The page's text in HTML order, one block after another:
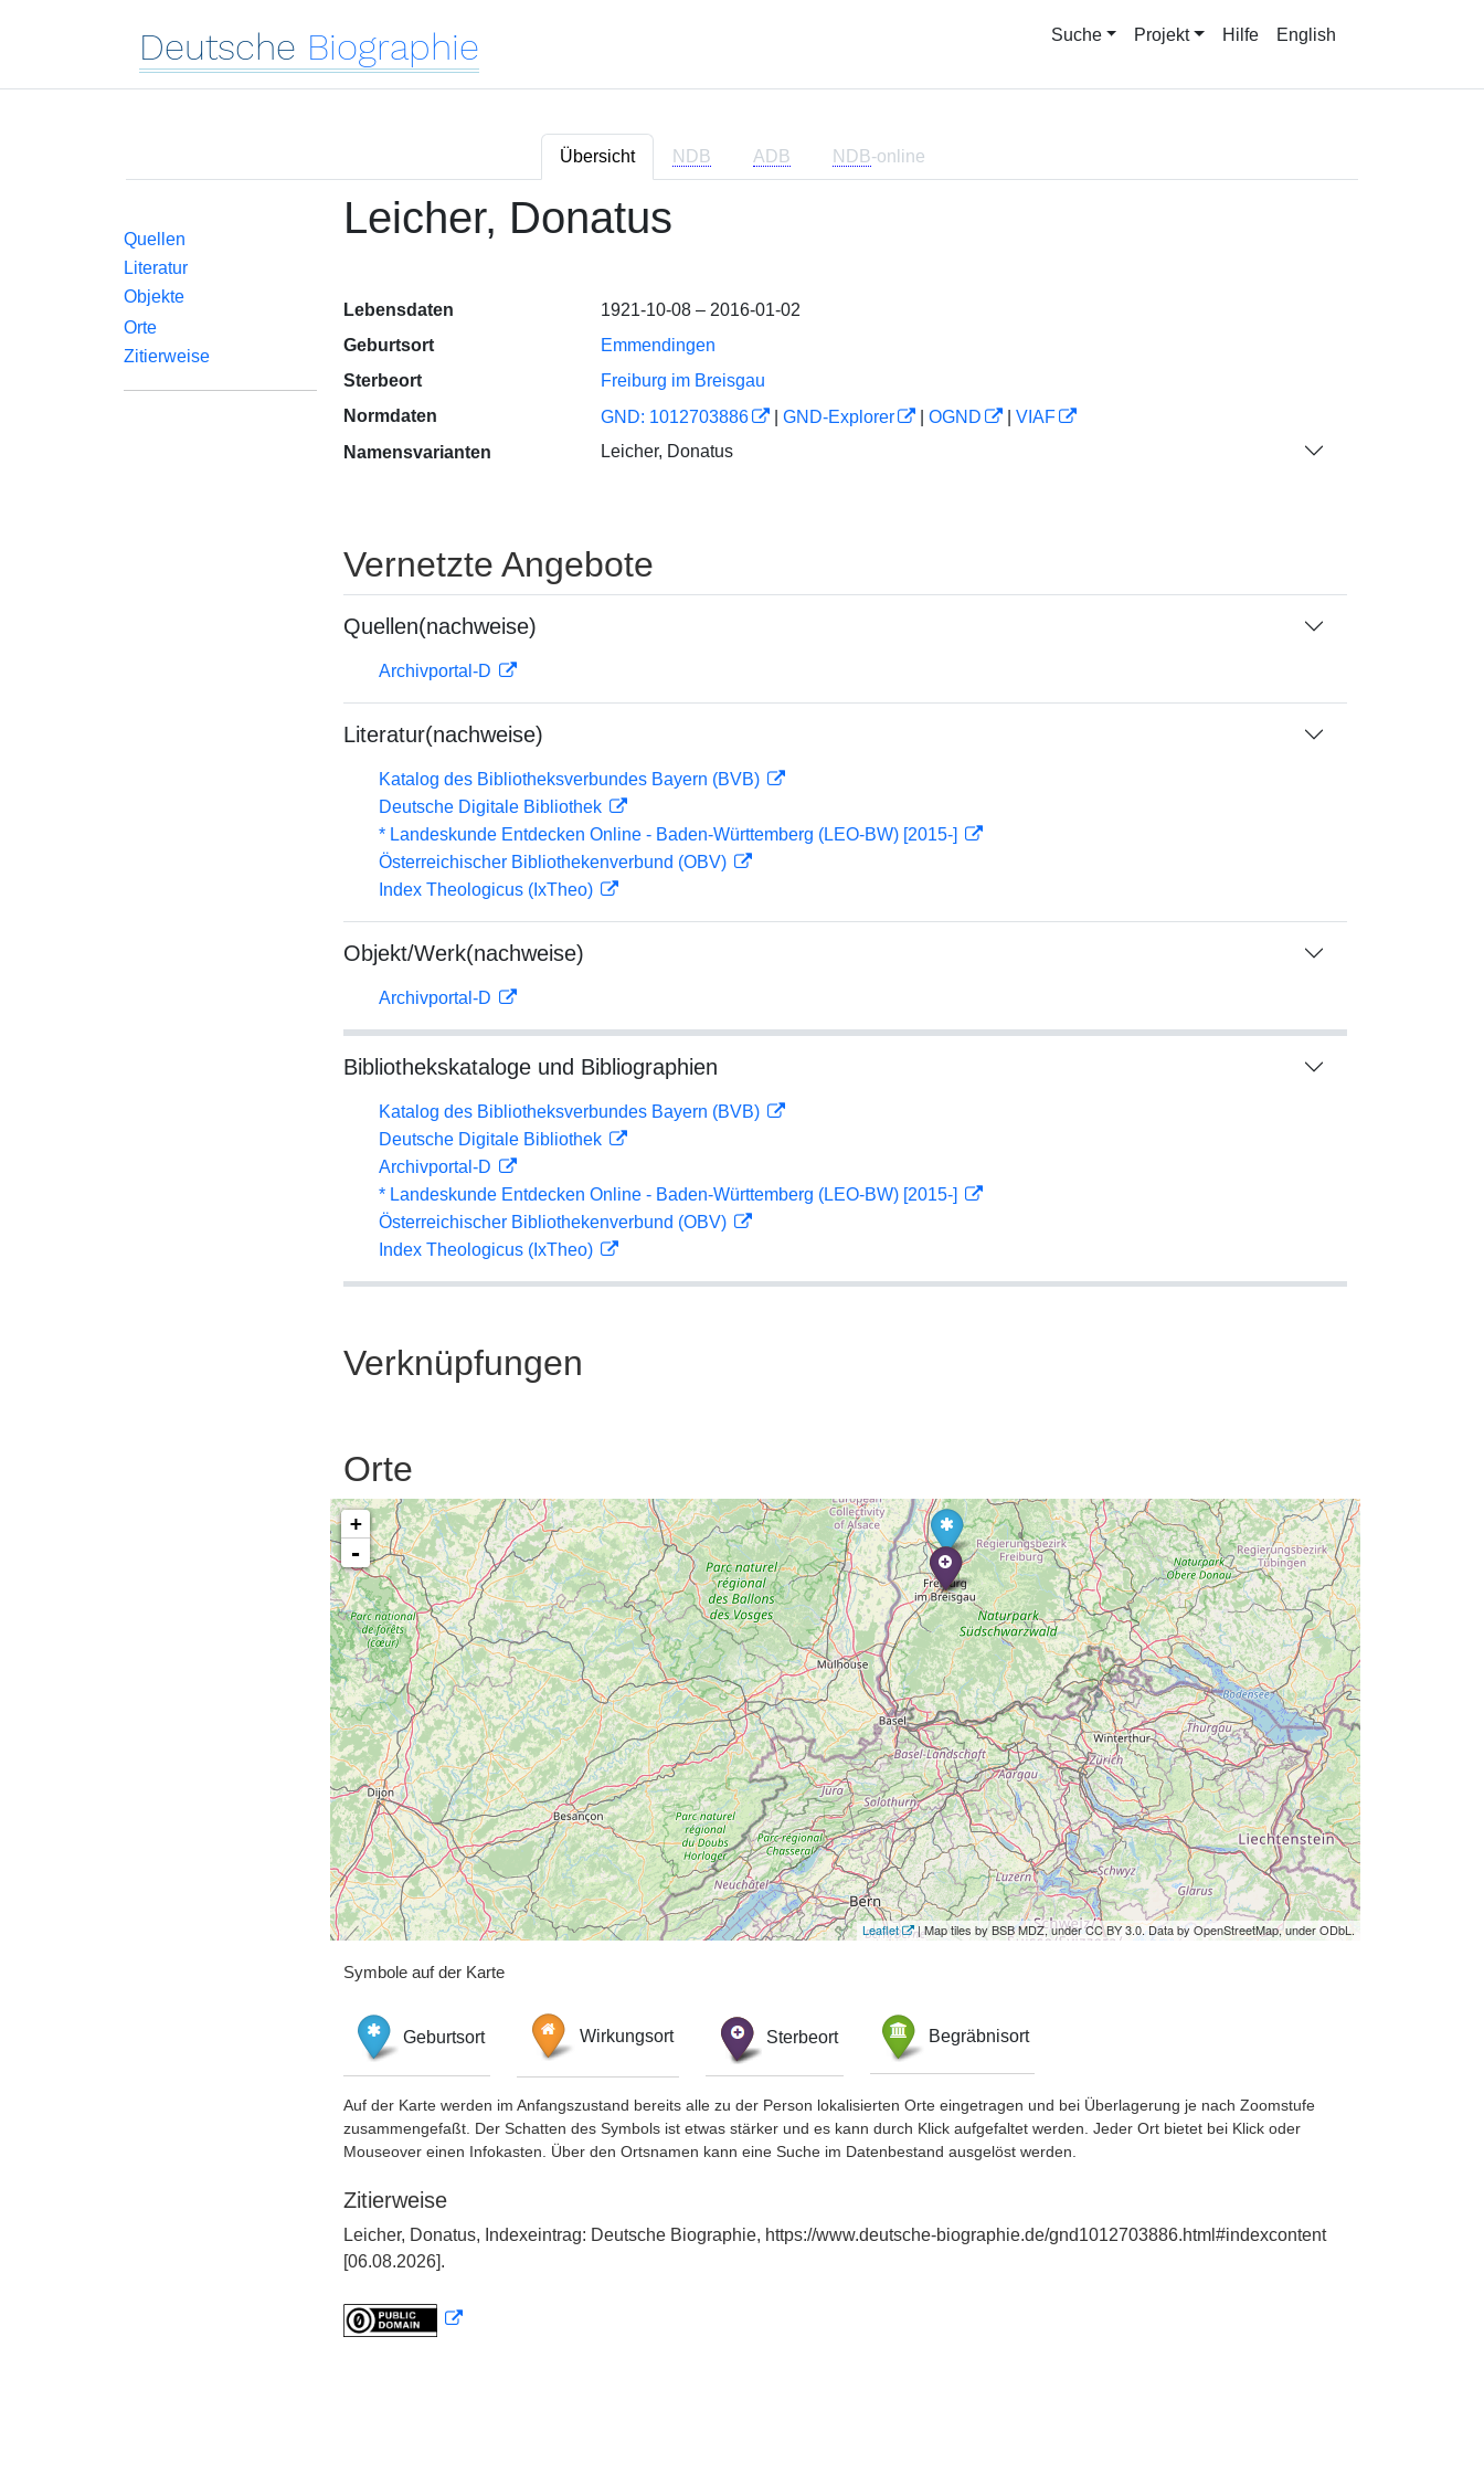
Deutsche Biographie Suche Projekt Hilfe English
Übersicht NDB ADB NDB-online
Quellen
Literatur
Objekte
Orte
Zitierweise
Leicher, Donatus
Lebensdaten
1921-10-08 – 2016-01-02
Geburtsort
Emmendingen
Sterbeort
Freiburg im Breisgau
Normdaten
GND: 1012703886 GND-Explorer OGND
VIAF
Namensvarianten
Leicher, Donatus
Vernetzte Angebote
Quellen(nachweise)
Archivportal-D
Literatur(nachweise)
Katalog des Bibliotheksverbundes Bayern (BVB)
Deutsche Digitale Bibliothek
* Landeskunde Entdecken Online - Baden-Württemberg (LEO-BW) [2015-]
Österreichischer Bibliothekenverbund (OBV)
Index Theologicus (IxTheo)
Objekt/Werk(nachweise)
Archivportal-D
Bibliothekskataloge und Bibliographien
Katalog des Bibliotheksverbundes Bayern (BVB)
Deutsche Digitale Bibliothek
Archivportal-D
* Landeskunde Entdecken Online - Baden-Württemberg (LEO-BW) [2015-]
Österreichischer Bibliothekenverbund (OBV)
Index Theologicus (IxTheo)
Verknüpfungen
Orte
+
-
Leaflet | Map tiles by BSB MDZ, under CC BY 3.0. Data by OpenStreetMap, under ODbL.
Symbole auf der Karte
Geburtsort Wirkungsort Sterbeort Begräbnisort
Auf der Karte werden im Anfangszustand bereits alle zu der Person lokalisierten Orte eingetragen und bei Überlagerung je nach Zoomstufe
zusammengefaßt. Der Schatten des Symbols ist etwas stärker und es kann durch Klick aufgefaltet werden. Jeder Ort bietet bei Klick oder
Mouseover einen Infokasten. Über den Ortsnamen kann eine Suche im Datenbestand ausgelöst werden.
Zitierweise
Leicher, Donatus, Indexeintrag: Deutsche Biographie, https://www.deutsche-biographie.de/gnd1012703886.html#indexcontent
[06.08.2026].